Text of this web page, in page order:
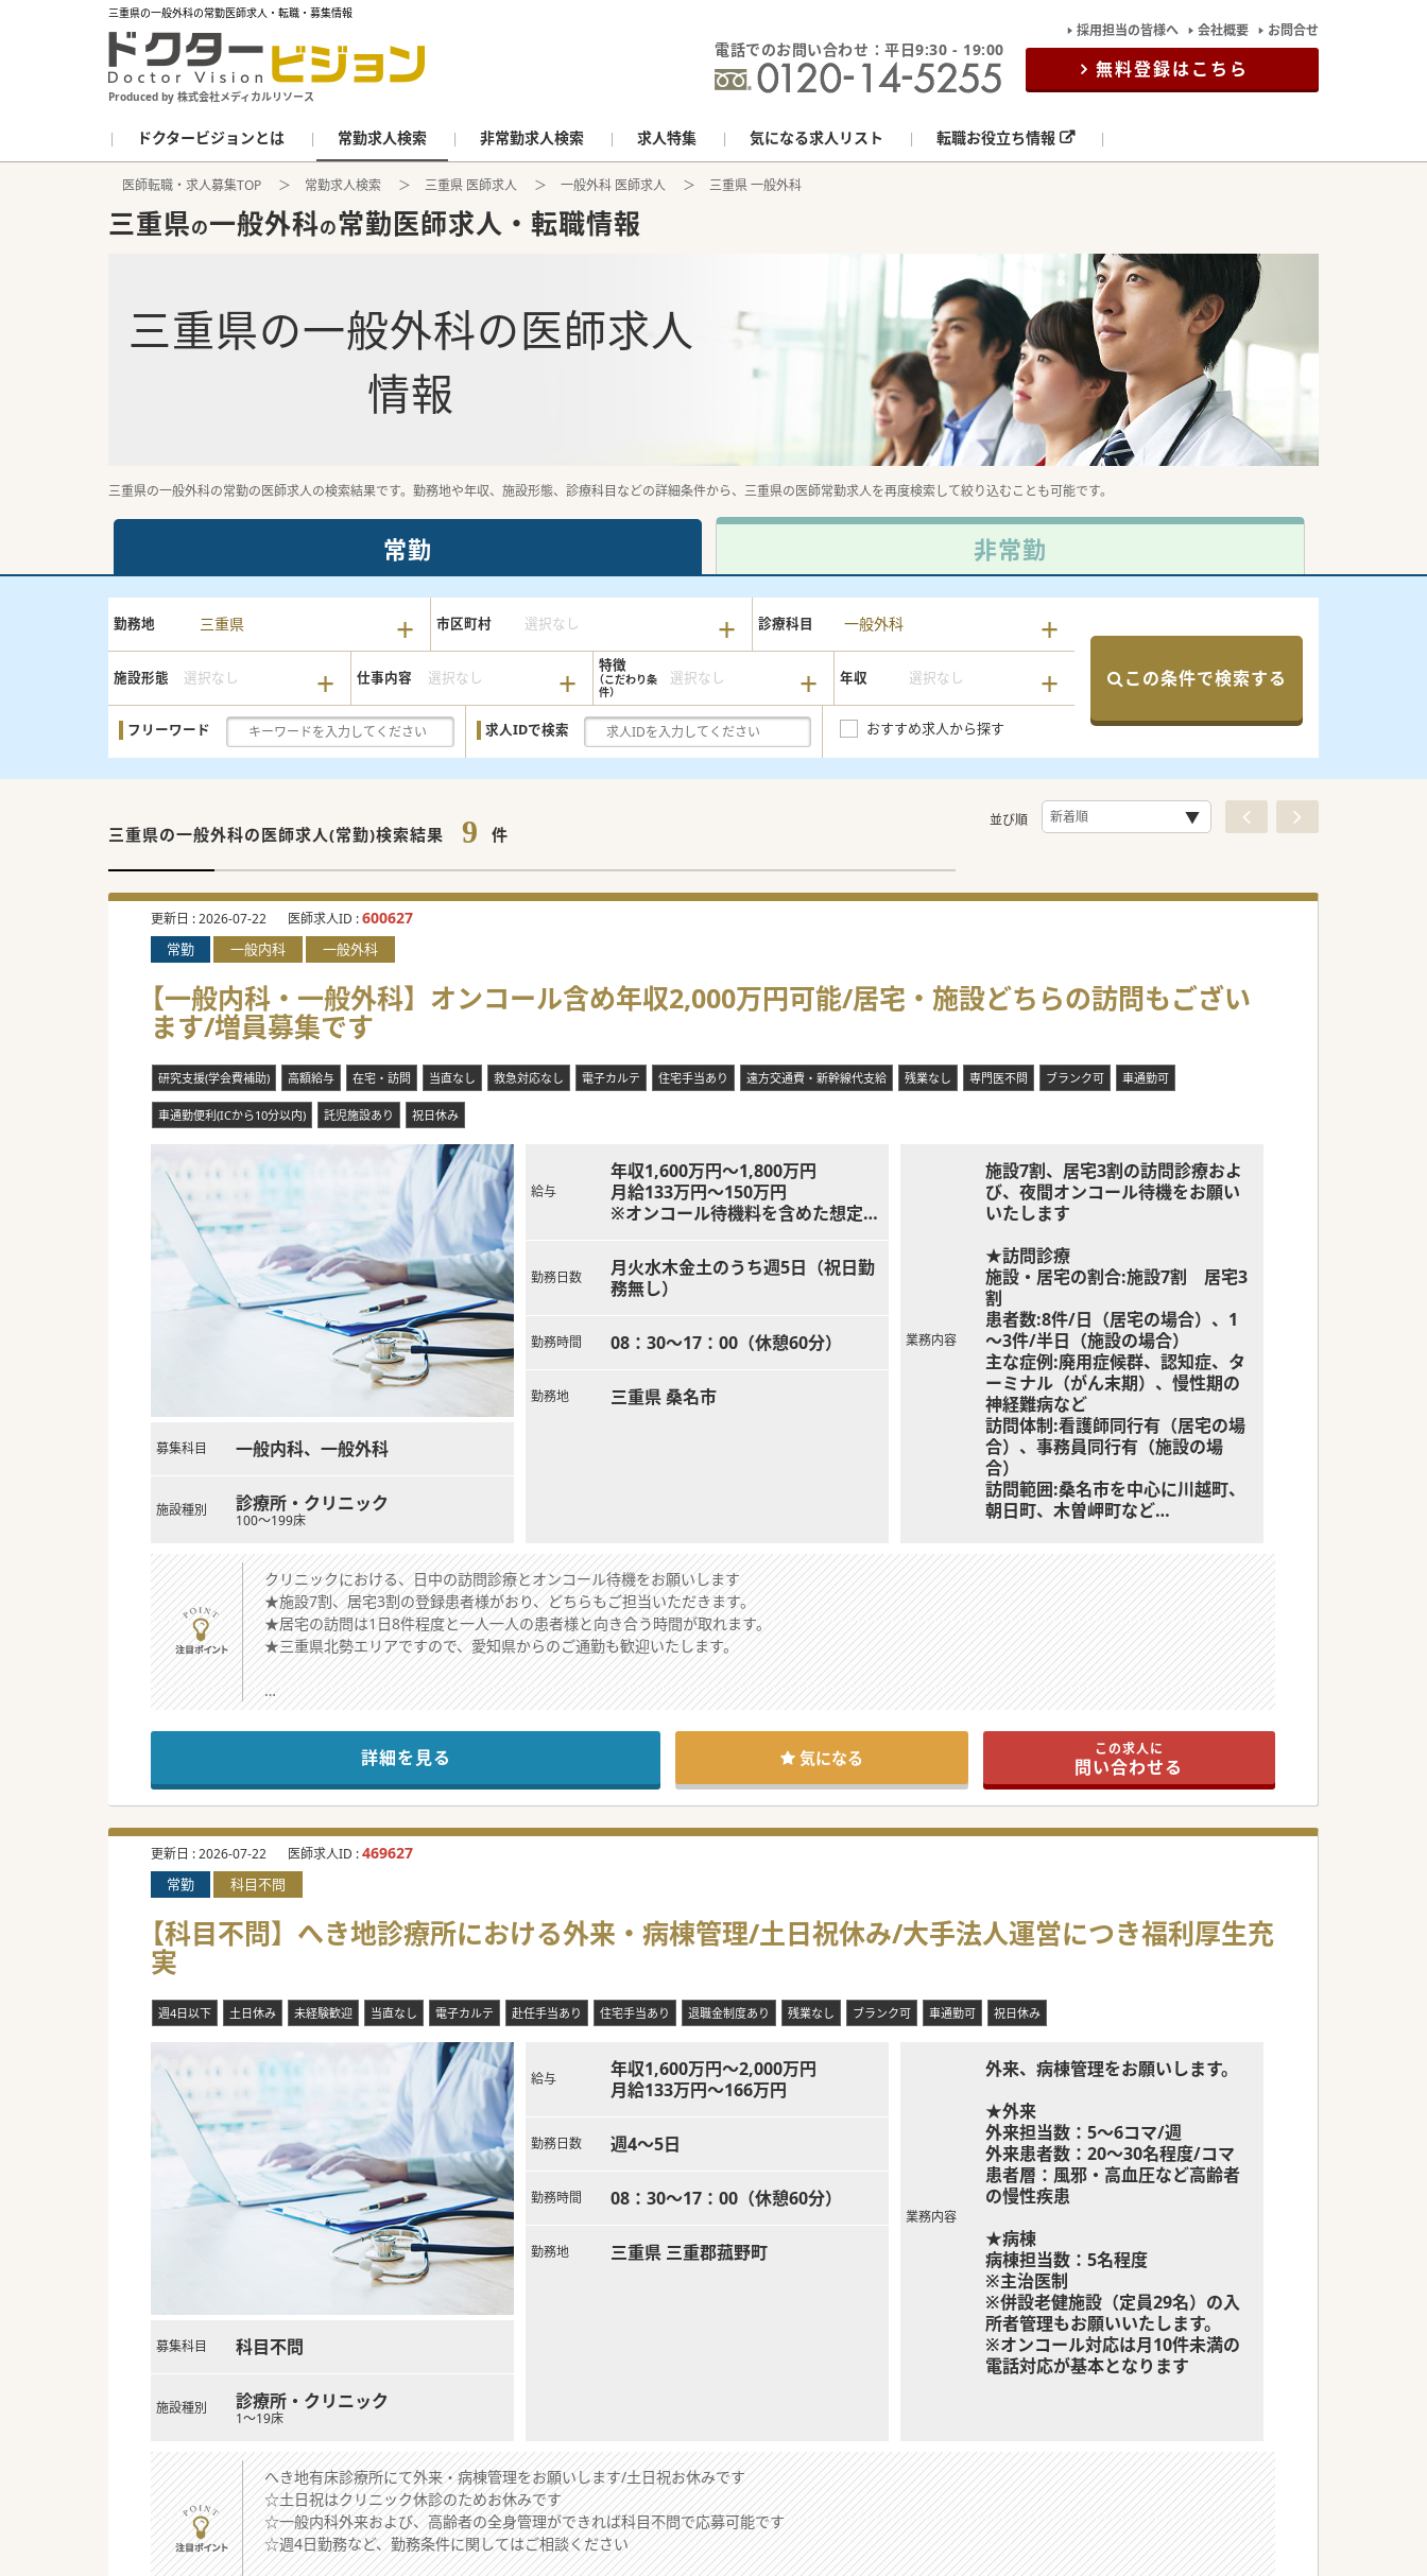
三重県の一般外科の常勤医師求人・転職・募集情報
Produced by 株式会社メディカルリソース
電話でのお問い合わせ：平日9:30 - 19:00
採用担当の皆様へ 会社概要 お問合せ
無料登録はこちら
ドクタービジョンとは 常勤求人検索 非常勤求人検索 求人特集 気になる求人リスト 転職お役立ち情報
医師転職・求人募集TOP 常勤求人検索 三重県 医師求人 一般外科 医師求人 三重県 一般外科
三重県の一般外科の常勤医師求人・転職情報
三重県の一般外科の医師求人
情報
三重県の一般外科の常勤の医師求人の検索結果です。勤務地や年収、施設形態、診療科目などの詳細条件から、三重県の医師常勤求人を再度検索して絞り込むことも可能です。
常勤 非常勤
勤務地 三重県 市区町村 選択なし 診療科目 一般外科
施設形態 選択なし 仕事内容 選択なし
特徴
選択なし 年収 選択なし
フリーワード 求人IDで検索 おすすめ求人から探す
この条件で検索する
三重県の一般外科の医師求人(常勤)検索結果 9 件
並び順
更新日 :2026-07-22 医師求人ID :600627
常勤 一般内科 一般外科
【一般内科・一般外科】オンコール含め年収2,000万円可能/居宅・施設どちらの訪問もござい
ます/増員募集です
研究支援(学会費補助) 高額給与 在宅・訪問 当直なし 救急対応なし 電子カルテ 住宅手当あり 遠方交通費・新幹線代支給 残業なし 専門医不問 ブランク可 車通勤可
車通勤便利(ICから10分以内) 託児施設あり 祝日休み
募集科目 一般内科、一般外科
施設種別 診療所・クリニック
100～199床
給与
年収1,600万円～1,800万円
月給133万円～150万円
※オンコール待機料を含めた想定年
年収1,900万円～2,100万円＋出動
インセンティブ
※出動インセンティブ
目以降は5,000円
勤務日数
月火水木金土のうち週5日（祝日勤
務無し）
勤務時間 08：30～17：00（休憩60分）
勤務地 三重県 桑名市
業務内容
施設7割、居宅3割の訪問診療およ
び、夜間オンコール待機をお願い
いたします
★訪問診療
施設・居宅の割合:施設7割 居宅3
割
患者数:8件/日（居宅の場合）、1
～3件/半日（施設の場合）
主な症例:廃用症候群、認知症、タ
ーミナル（がん末期）、慢性期の
神経難病など
訪問体制:看護師同行有（居宅の場
合）、事務員同行有（施設の場
合）
訪問範囲:桑名市を中心に川越町、
朝日町、木曽岬町など
★オンコール
当番制・平日週1回、週末月1回を
基本となりますが、子育て中など
家族の看護・介護事由による免除
は可能です
1stコール：看護師
待機場所：自宅
看取り：月5件程度
クリニックにおける、日中の訪問診療とオンコール待機をお願いします
★施設7割、居宅3割の登録患者様がおり、どちらもご担当いただきます。
★居宅の訪問は1日8件程度と一人一人の患者様と向き合う時間が取れます。
★三重県北勢エリアですので、愛知県からのご通勤も歓迎いたします。
★☆コンサルタントからのメッセージ★☆
三重県に病院・クリニック、介護施設を運営しております。
クリニックとして外来診療も行っておりますが、今回訪問診療部門の登録患者様の増加に伴う増員募集です。
オンコール待機を含め年収2,000万円以上支給可能です。
子育て中や家族の看護・介護事由でのオンコール待機の免除は可能です。
往診同行などお気軽にお問い合わせください。
#秋入職可
詳細を見る 気になる この求人に
問い合わせる
更新日 :2026-07-22 医師求人ID :469627
常勤 科目不問
【科目不問】へき地診療所における外来・病棟管理/土日祝休み/大手法人運営につき福利厚生充
実
週4日以下 土日休み 未経験歓迎 当直なし 電子カルテ 赴任手当あり 住宅手当あり 退職金制度あり 残業なし ブランク可 車通勤可 祝日休み
募集科目 科目不問
施設種別 診療所・クリニック
1～19床
給与
年収1,600万円～2,000万円
月給133万円～166万円
勤務日数 週4～5日
勤務時間 08：30～17：00（休憩60分）
勤務地 三重県 三重郡菰野町
業務内容
外来、病棟管理をお願いします。
★外来
外来担当数：5～6コマ/週
外来患者数：20～30名程度/コマ
患者層：風邪・高血圧など高齢者
の慢性疾患
★病棟
病棟担当数：5名程度
※主治医制
※併設老健施設（定員29名）の入
所者管理もお願いいたします。
※オンコール対応は月10件未満の
電話対応が基本となります
へき地有床診療所にて外来・病棟管理をお願いします/土日祝お休みです
☆土日祝はクリニック休診のためお休みです
☆一般内科外来および、高齢者の全身管理ができれば科目不問で応募可能です
☆週4日勤務など、勤務条件に関してはご相談ください